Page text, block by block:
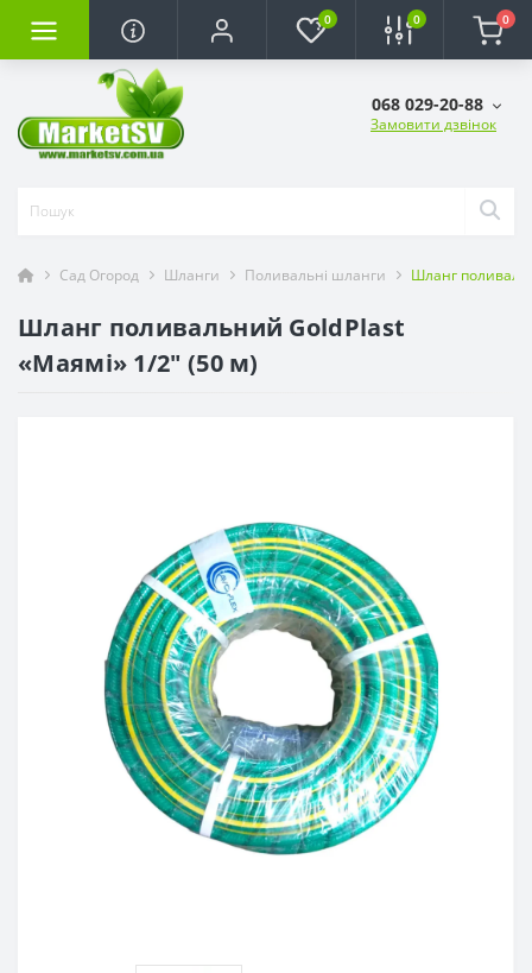
0 0 0
068 029-20-88
Замовити дзвінок
Сад Огород Шланги Поливальні шланги Шланг
Шланг поливальний GoldPlast
«Маямі» 1/2" (50 м)